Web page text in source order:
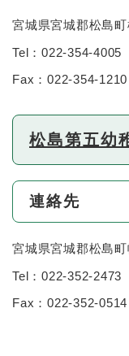
宮城県宮城郡松島
Tel：022-354-4005
Fax：022-354-1210
松島第五幼
連絡先
宮城県宮城郡松島
Tel：022-352-2473
Fax：022-352-0514